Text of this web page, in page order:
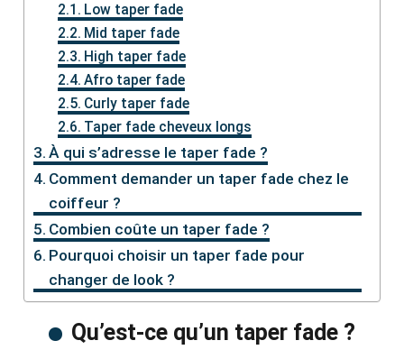
Low taper fade
Mid taper fade
High taper fade
Afro taper fade
Curly taper fade
Taper fade cheveux longs
À qui s’adresse le taper fade ?
Comment demander un taper fade chez le
coiffeur ?
Combien coûte un taper fade ?
Pourquoi choisir un taper fade pour
changer de look ?
Qu’est-ce qu’un taper fade ?